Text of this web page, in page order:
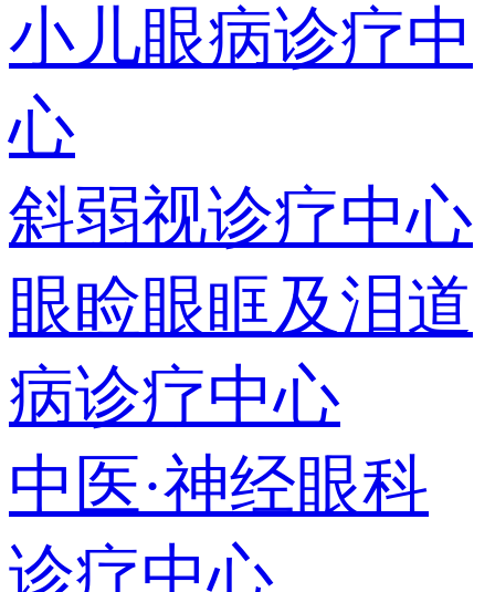
小儿眼病诊疗中
心
斜弱视诊疗中心
眼睑眼眶及泪道
病诊疗中心
中医·神经眼科
诊疗中心